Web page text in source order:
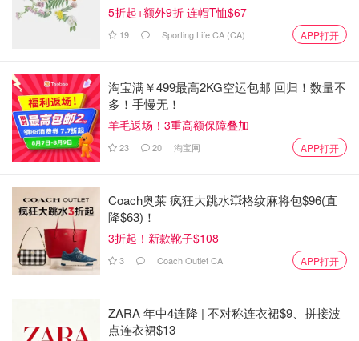
mini厨房之类的玩具。
个区域！
重点来了~~
小孩子在玩的时候全程有餐厅工作人员看护，还帮小盆友们
换服装什么的，真是省了我不少事~我也中午可以坐下来好
好吃顿饭了~
5折起+额外9折 连帽T恤$67
19 Sporting Life CA (CA) APP打开
淘宝满￥499最高2KG空运包邮 回归！数量不
多！手慢无！
羊毛返场！3重高额保障叠加
23 20 淘宝网 APP打开
Coach奥莱 疯狂大跳水💥格纹麻将包$96(直
降$63)！
3折起！新款靴子$108
3 Coach Outlet CA APP打开
ZARA 年中4连降 | 不对称连衣裙$9、拼接波
点连衣裙$13